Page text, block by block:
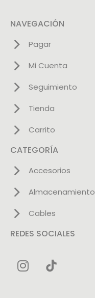
NAVEGACIÓN
Pagar
Mi Cuenta
Seguimiento
Tienda
Carrito
CATEGORÍA
Accesorios
Almacenamiento
Cables
REDES SOCIALES